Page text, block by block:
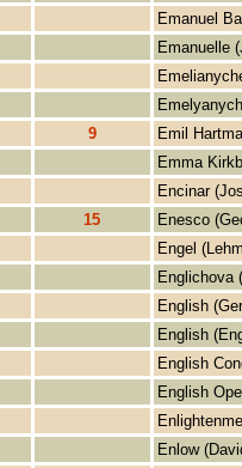
Emanuel
Emanuelle
9
Emil
Emma
Encinar
15
Enesco
Engel
Englichova
English
English
English
English
Enlow